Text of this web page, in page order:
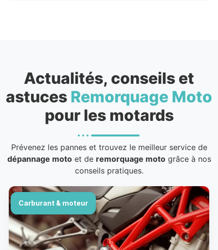
Actualités, conseils et
astuces Remorquage Moto
pour les motards
Prévenez les pannes et trouvez le meilleur service de
dépannage motoet de remorquage motogrâce à nos
conseils pratiques.
Carburant & moteur